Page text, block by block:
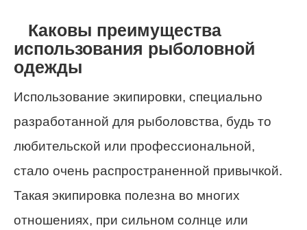
Каковы преимущества
использования рыболовной
одежды
Использование экипировки, специально
разработанной для рыболовства, будь то
любительской или профессиональной,
стало очень распространенной привычкой.
Такая экипировка полезна во многих
отношениях, при сильном солнце или